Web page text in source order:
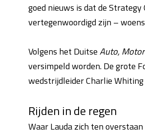
goed nieuws is dat de
vertegenwoordigd zijn –
Volgens het DuitseAuto,
versimpeld worden. De grote
wedstrijdleider Charlie
Rijden in de regen
Waar Lauda zich ten